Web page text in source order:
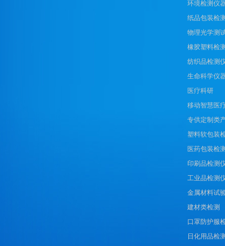
环境检测仪
纸品包装检
物理光学测
橡胶塑料检
纺织品检测
生命科学仪
医疗科研
移动智慧医
专供定制类
塑料软包装
医药包装检
印刷品检测
工业品检测
金属材料试
建材类检测
口罩防护服
日化用品检